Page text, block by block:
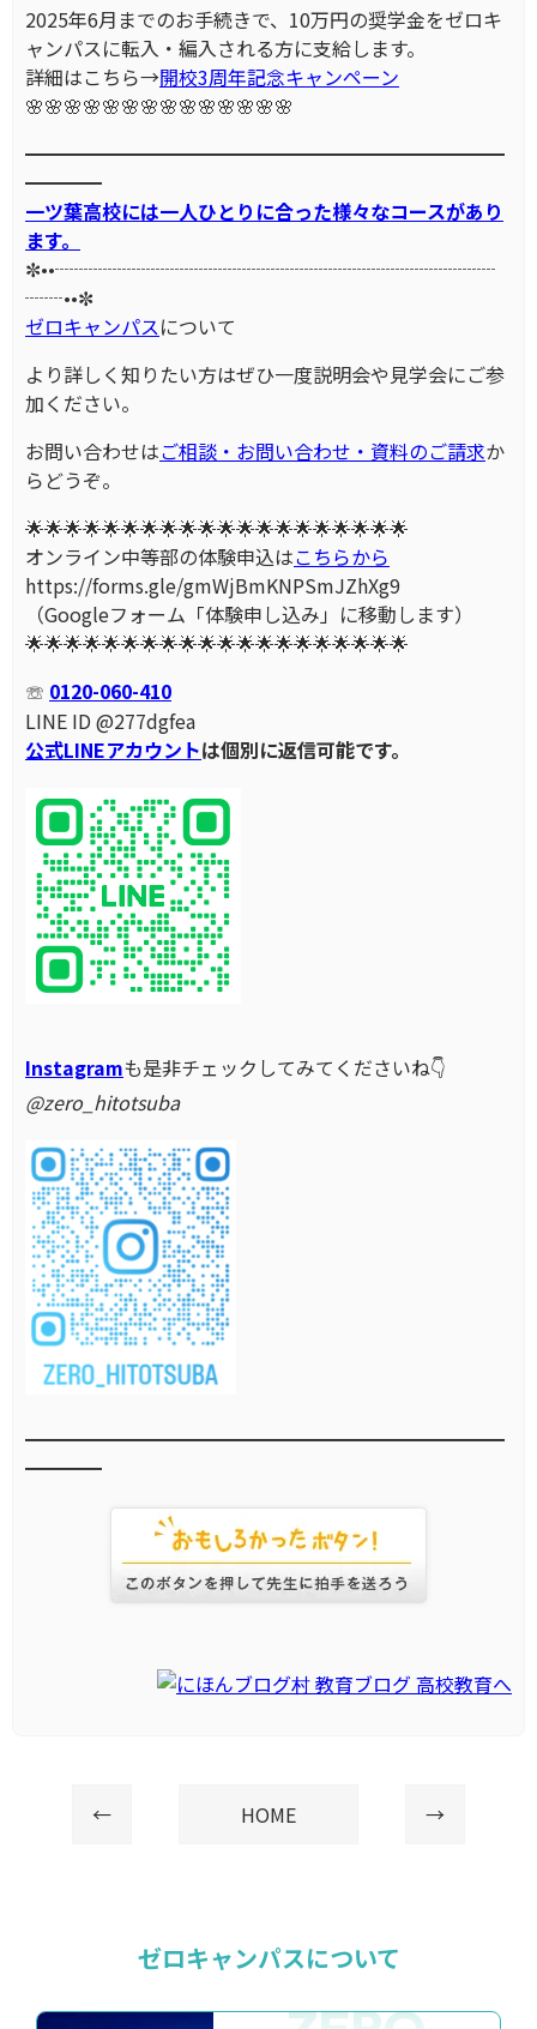
2025年6月までのお手続きで、10万円の奨学金をゼロキ
ャンパスに転入・編入される方に支給します。
詳細はこちら→開校3周年記念キャンペーン
🌸🌸🌸🌸🌸🌸🌸🌸🌸🌸🌸🌸🌸🌸
━━━━━━━━━━━━━━━━━━━━━━━━━
━━━━
一ツ葉高校には一人ひとりに合った様々なコースがあり
ます。
✼••┈┈┈┈┈┈┈┈┈┈┈┈┈┈┈┈┈┈┈┈┈┈┈
┈┈••✼
ゼロキャンパスについて
より詳しく知りたい方はぜひ一度説明会や見学会にご参
加ください。
お問い合わせはご相談・お問い合わせ・資料のご請求か
らどうぞ。
🌟🌟🌟🌟🌟🌟🌟🌟🌟🌟🌟🌟🌟🌟🌟🌟🌟🌟🌟🌟
オンライン中等部の体験申込はこちらから
https://forms.gle/gmWjBmKNPSmJZhXg9
（Googleフォーム「体験申し込み」に移動します）
🌟🌟🌟🌟🌟🌟🌟🌟🌟🌟🌟🌟🌟🌟🌟🌟🌟🌟🌟🌟
☏ 0120-060-410
LINE ID @277dgfea
公式LINEアカウントは個別に返信可能です。
Instagramも是非チェックしてみてくださいね👇
@zero_hitotsuba
━━━━━━━━━━━━━━━━━━━━━━━━━
━━━━
← HOME →
ゼロキャンパスについて